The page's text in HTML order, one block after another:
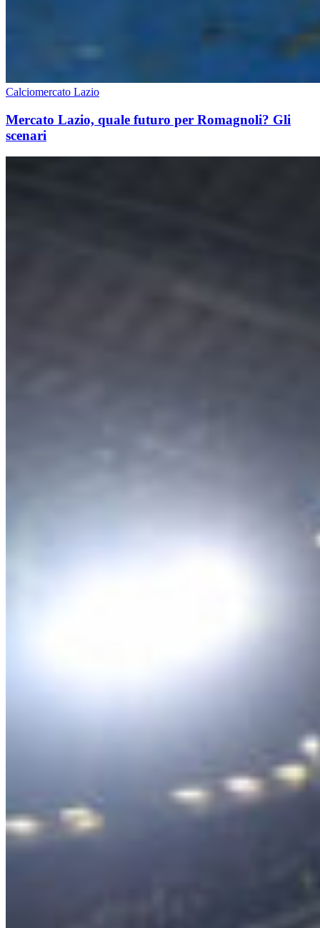
Calciomercato Lazio
Mercato Lazio, quale futuro per Romagnoli? Gli
scenari